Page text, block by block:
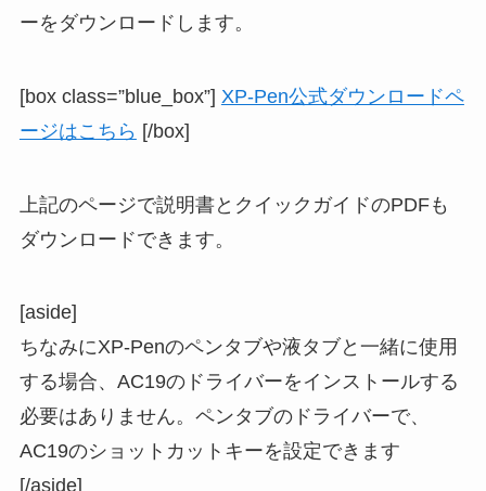
ーをダウンロードします。
[box class=”blue_box”] XP-Pen公式ダウンロードペ
ージはこちら [/box]
上記のページで説明書とクイックガイドのPDFも
ダウンロードできます。
[aside]
ちなみにXP-Penのペンタブや液タブと一緒に使用
する場合、AC19のドライバーをインストールする
必要はありません。ペンタブのドライバーで、
AC19のショットカットキーを設定できます
[/aside]